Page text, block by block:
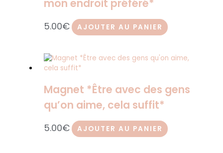
mon endroit préféré*
5.00€ AJOUTER AU PANIER
Magnet *Être avec des gens
qu’on aime, cela suffit*
5.00€ AJOUTER AU PANIER